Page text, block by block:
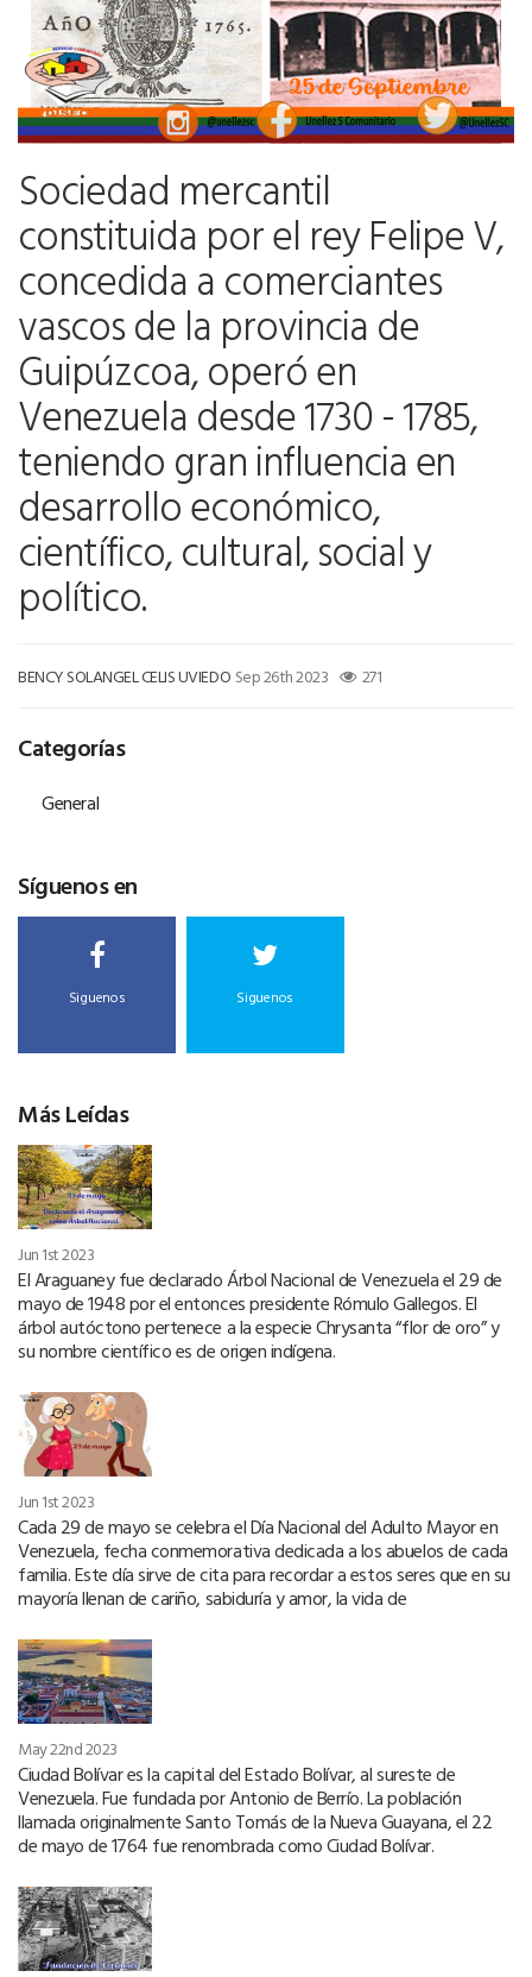
Sociedad mercantil
constituida por el rey Felipe V,
concedida a comerciantes
vascos de la provincia de
Guipúzcoa, operó en
Venezuela desde 1730 - 1785,
teniendo gran influencia en
desarrollo económico,
científico, cultural, social y
político.
BENCY SOLANGEL CELIS UVIEDO Sep 26th 2023 271
Categorías
General
Síguenos en
Siguenos Siguenos
Más Leídas
Jun 1st 2023
El Araguaney fue declarado Árbol Nacional de Venezuela el 29 de
mayo de 1948 por el entonces presidente Rómulo Gallegos. El
árbol autóctono pertenece a la especie Chrysanta “flor de oro” y
su nombre científico es de origen indígena.
Jun 1st 2023
Cada 29 de mayo se celebra el Día Nacional del Adulto Mayor en
Venezuela, fecha conmemorativa dedicada a los abuelos de cada
familia. Este día sirve de cita para recordar a estos seres que en su
mayoría llenan de cariño, sabiduría y amor, la vida de
May 22nd 2023
Ciudad Bolívar es la capital del Estado Bolívar, al sureste de
Venezuela. Fue fundada por Antonio de Berrío. La población
llamada originalmente Santo Tomás de la Nueva Guayana, el 22
de mayo de 1764 fue renombrada como Ciudad Bolívar.